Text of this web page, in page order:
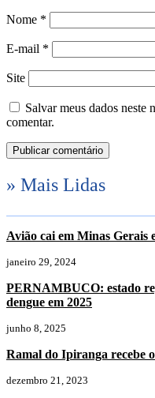
Nome *
E-mail *
Site
Salvar meus dados neste
comentar.
» Mais Lidas
Avião cai em Minas Gerais
janeiro 29, 2024
PERNAMBUCO: estado
dengue em 2025
junho 8, 2025
Ramal do Ipiranga recebe
dezembro 21, 2023